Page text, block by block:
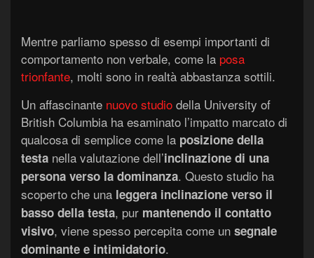
Mentre parliamo spesso di esempi importanti di
comportamento non verbale, come la posa
trionfante, molti sono in realtà abbastanza sottili.
Un affascinante nuovo studio della University of
British Columbia ha esaminato l’impatto marcato di
qualcosa di semplice come la posizione della
testa nella valutazione dell’inclinazione di una
persona verso la dominanza. Questo studio ha
scoperto che una leggera inclinazione verso il
basso della testa, pur mantenendo il contatto
visivo, viene spesso percepita come un segnale
dominante e intimidatorio.